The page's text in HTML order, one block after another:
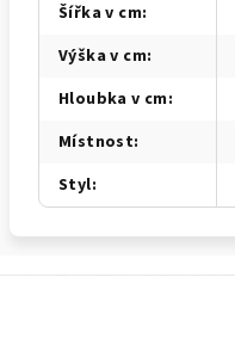
Šířka v cm:
Výška v cm:
Hloubka v cm:
Místnost:
Styl: